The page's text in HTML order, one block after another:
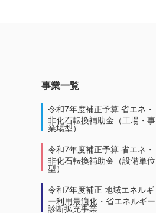
事業一覧
令和7年度補正予算 省エネ・
非化石転換補助金（工場・事
業場型）
令和7年度補正予算 省エネ・
非化石転換補助金（設備単位
型）
令和7年度補正 地域エネルギ
ー利用最適化・省エネルギー
診断拡充事業